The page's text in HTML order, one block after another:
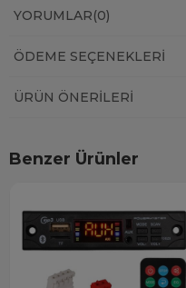
YORUMLAR(0)
ÖDEME SEÇENEKLERI
ÜRÜN ÖNERILERI
Benzer Ürünler